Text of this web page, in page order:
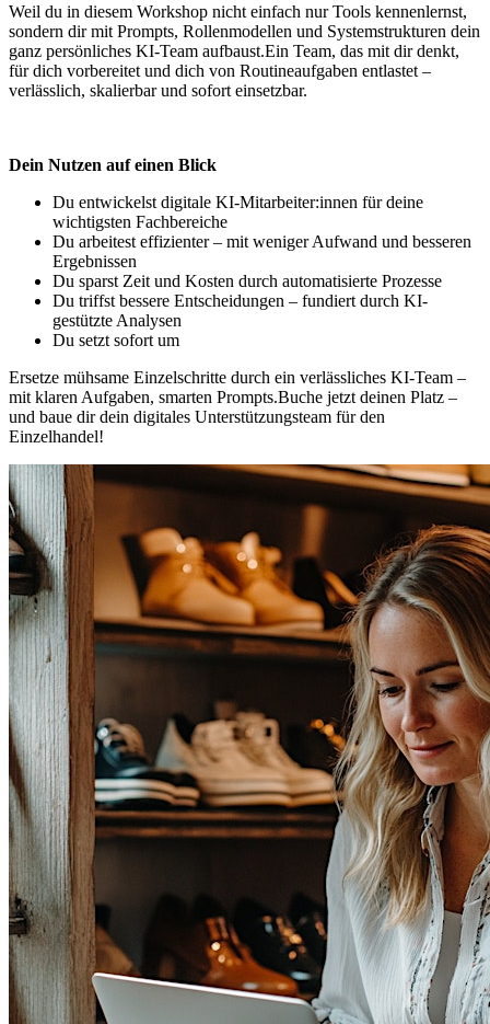
Weil du in diesem Workshop nicht einfach nur Tools kennenlernst,
sondern dir mit Prompts, Rollenmodellen und Systemstrukturen dein
ganz persönliches KI-Team aufbaust.Ein Team, das mit dir denkt,
für dich vorbereitet und dich von Routineaufgaben entlastet –
verlässlich, skalierbar und sofort einsetzbar.
Dein Nutzen auf einen Blick
Du entwickelst digitale KI-Mitarbeiter:innen für deine
wichtigsten Fachbereiche
Du arbeitest effizienter – mit weniger Aufwand und besseren
Ergebnissen
Du sparst Zeit und Kosten durch automatisierte Prozesse
Du triffst bessere Entscheidungen – fundiert durch KI-
gestützte Analysen
Du setzt sofort um
Ersetze mühsame Einzelschritte durch ein verlässliches KI-Team –
mit klaren Aufgaben, smarten Prompts.Buche jetzt deinen Platz –
und baue dir dein digitales Unterstützungsteam für den
Einzelhandel!